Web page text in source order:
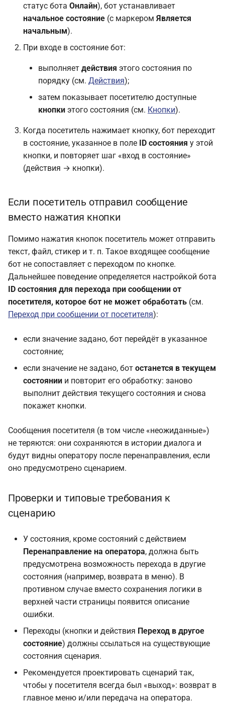
статус бота Онлайн), бот устанавливает
начальное состояние (с маркером Является
начальным).
При входе в состояние бот:
выполняет действия этого состояния по
порядку (см. Действия);
затем показывает посетителю доступные
кнопки этого состояния (см. Кнопки).
Когда посетитель нажимает кнопку, бот переходит
в состояние, указанное в поле ID состояния у этой
кнопки, и повторяет шаг «вход в состояние»
(действия → кнопки).
Если посетитель отправил сообщение
вместо нажатия кнопки
Помимо нажатия кнопок посетитель может отправить
текст, файл, стикер и т. п. Такое входящее сообщение
бот не сопоставляет с переходом по кнопке.
Дальнейшее поведение определяется настройкой бота
ID состояния для перехода при сообщении от
посетителя, которое бот не может обработать (см.
Переход при сообщении от посетителя):
если значение задано, бот перейдёт в указанное
состояние;
если значение не задано, бот останется в текущем
состоянии и повторит его обработку: заново
выполнит действия текущего состояния и снова
покажет кнопки.
Сообщения посетителя (в том числе «неожиданные»)
не теряются: они сохраняются в истории диалога и
будут видны оператору после перенаправления, если
оно предусмотрено сценарием.
Проверки и типовые требования к
сценарию
У состояния, кроме состояний с действием
Перенаправление на оператора, должна быть
предусмотрена возможность перехода в другие
состояния (например, возврата в меню). В
противном случае вместо сохранения логики в
верхней части страницы появится описание
ошибки.
Переходы (кнопки и действия Переход в другое
состояние) должны ссылаться на существующие
состояния сценария.
Рекомендуется проектировать сценарий так,
чтобы у посетителя всегда был «выход»: возврат в
главное меню и/или передача на оператора.